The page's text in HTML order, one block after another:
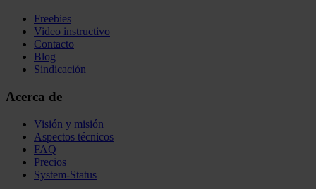
Freebies
Video instructivo
Contacto
Blog
Sindicación
Acerca de
Visión y misión
Aspectos técnicos
FAQ
Precios
System-Status